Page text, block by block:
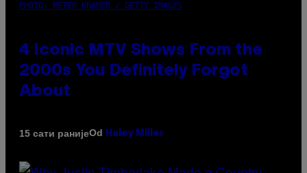
PHOTO: PETER KRAMER / GETTY IMAGES
4 Iconic MTV Shows From the
2000s You Definitely Forgot
About
15 сати ранијеOd Haley Miller